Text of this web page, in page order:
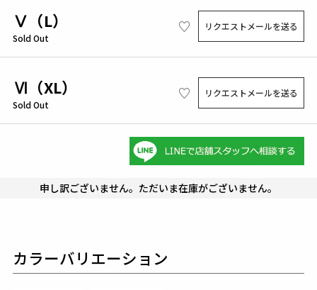
Ⅴ（L）
Sold Out
リクエストメールを送る
Ⅵ（XL）
Sold Out
リクエストメールを送る
申し訳ございません。ただいま在庫がございません。
カラーバリエーション